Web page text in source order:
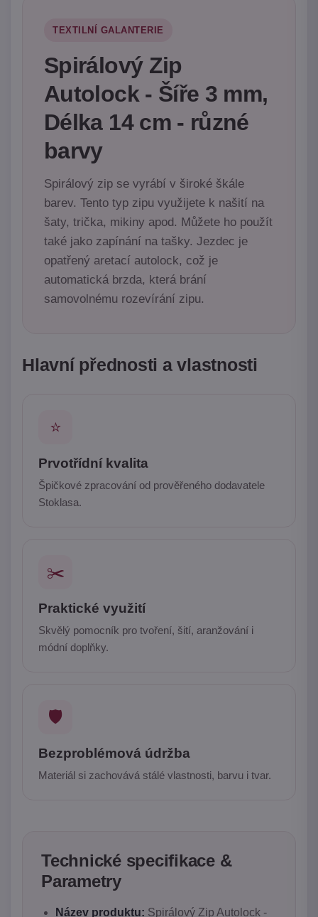
TEXTILNÍ GALANTERIE
Spirálový Zip
Autolock - Šíře 3 mm,
Délka 14 cm - různé
barvy
Spirálový zip se vyrábí v široké škále
barev. Tento typ zipu využijete k našití na
šaty, trička, mikiny apod. Můžete ho použít
také jako zapínání na tašky. Jezdec je
opatřený aretací autolock, což je
automatická brzda, která brání
samovolnému rozevírání zipu.
Hlavní přednosti a vlastnosti
⭐
Prvotřídní kvalita
Špičkové zpracování od prověřeného dodavatele
Stoklasa.
✂️
Praktické využití
Skvělý pomocník pro tvoření, šití, aranžování i
módní doplňky.
🛡️
Bezproblémová údržba
Materiál si zachovává stálé vlastnosti, barvu i tvar.
Technické specifikace &
Parametry
Název produktu: Spirálový Zip Autolock -